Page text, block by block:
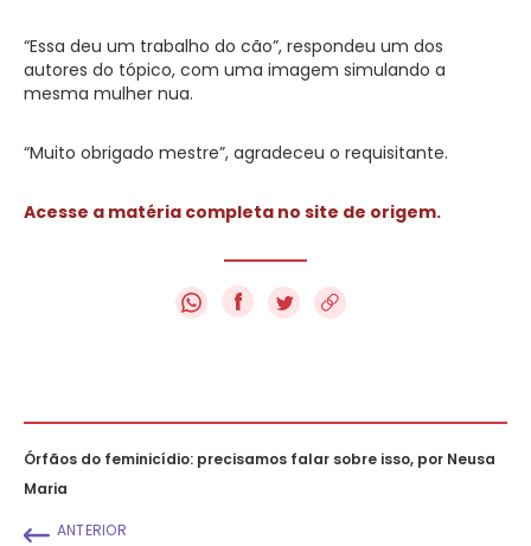
“Essa deu um trabalho do cão”, respondeu um dos
autores do tópico, com uma imagem simulando a
mesma mulher nua.
“Muito obrigado mestre”, agradeceu o requisitante.
Acesse a matéria completa no site de origem.
f
Órfãos do feminicídio: precisamos falar sobre isso, por Neusa
Maria
ANTERIOR